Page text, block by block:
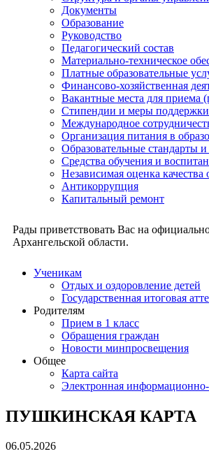
Документы
Образование
Руководство
Педагогический состав
Материально-техническое
Платные образовательные
Финансово-хозяйственная
Вакантные места для приема
Стипендии и меры
Международное
Организация питания в
Образовательные стандарты
Средства обучения и
Независимая оценка качества
Антикоррупция
Капитальный ремонт
Рады приветствовать Вас на
Архангельской области.
Ученикам
Отдых и оздоровление детей
Государственная итоговая
Родителям
Прием в 1 класс
Обращения граждан
Новости минпросвещения
Общее
Карта сайта
Электронная информационно-
ПУШКИНСКАЯ КАРТА
06.05.2026